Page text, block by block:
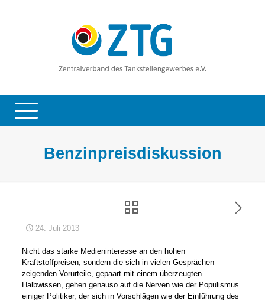
Benzinpreisdiskussion
24. Juli 2013
Nicht das starke Medieninteresse an den hohen
Kraftstoffpreisen, sondern die sich in vielen Gesprächen
zeigenden Vorurteile, gepaart mit einem überzeugten
Halbwissen, gehen genauso auf die Nerven wie der Populismus
einiger Politiker, der sich in Vorschlägen wie der Einführung des